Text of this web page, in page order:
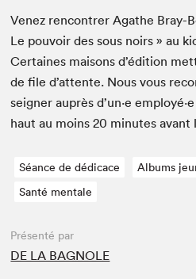
Venez ren­con­tr­er Agathe Bray-
Le pou­voir des sous noirs » au
Cer­taines maisons d’édi­tion
de file d’at­tente. Nous vous
seign­er auprès d’un·e
haut au moins20 min­utes avant
Séance de dédicace Albums
Santé mentale
Présenté par
DE LA BAGNOLE